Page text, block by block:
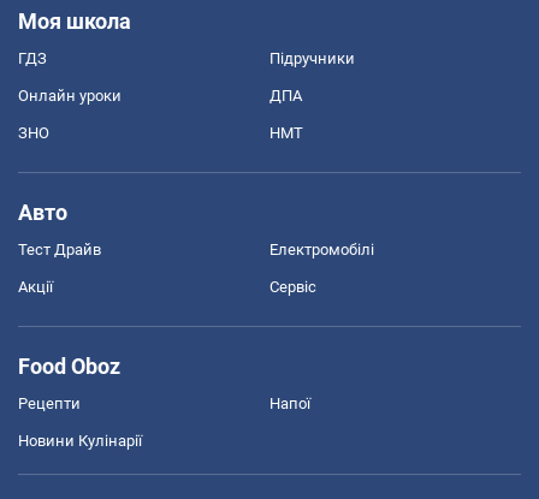
Моя школа
ГДЗ Підручники
Онлайн уроки ДПА
ЗНО НМТ
Авто
Тест Драйв Електромобілі
Акції Сервіс
Food Oboz
Рецепти Напої
Новини Кулінарії